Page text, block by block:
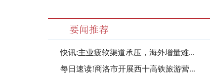
快讯:主业疲软渠道承压，海外增量难...
每日速读!商洛市开展西十高铁旅游营...